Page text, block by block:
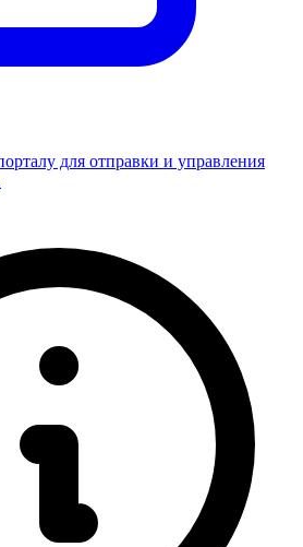
для отправки и управления